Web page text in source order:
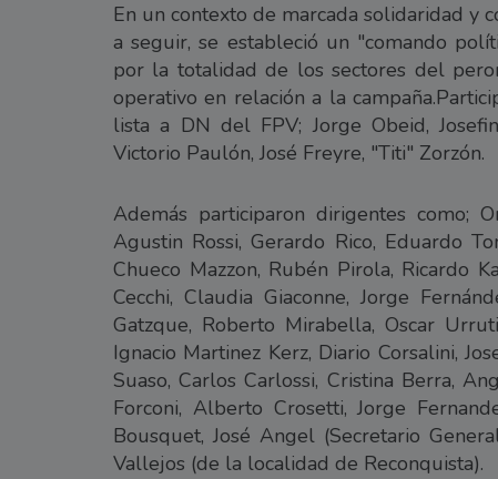
En un contexto de marcada solidaridad y
a seguir, se estableció un "comando
por la totalidad de los sectores del
operativo en relación a la
lista a DN del FPV; Jorge Obeid,
Victorio Paulón, José Freyre, "Titi" Zorzón.
Además participaron dirigentes como;
Agustin Rossi, Gerardo Rico, Eduardo
Chueco Mazzon, Rubén Pirola, Ricardo
Cecchi, Claudia Giaconne, Jorge
Gatzque, Roberto Mirabella, Oscar
Ignacio Martinez Kerz, Diario Corsalini,
Suaso, Carlos Carlossi, Cristina Berra,
Forconi, Alberto Crosetti, Jorge
Bousquet, José Angel (Secretario
Vallejos (de la localidad de Reconquista).